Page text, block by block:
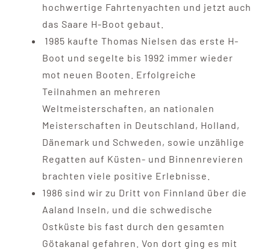
hochwertige Fahrtenyachten und jetzt auch
das Saare H-Boot gebaut.
1985 kaufte Thomas Nielsen das erste H-
Boot und segelte bis 1992 immer wieder
mot neuen Booten. Erfolgreiche
Teilnahmen an mehreren
Weltmeisterschaften, an nationalen
Meisterschaften in Deutschland, Holland,
Dänemark und Schweden, sowie unzählige
Regatten auf Küsten- und Binnenrevieren
brachten viele positive Erlebnisse.
1986 sind wir zu Dritt von Finnland über die
Aaland Inseln, und die schwedische
Ostküste bis fast durch den gesamten
Götakanal gefahren. Von dort ging es mit